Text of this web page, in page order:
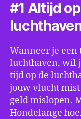
#1 Altijd
luchthaven
Wanneer je een
luchthaven, wil
tijd op de
jouw vlucht mist
geld mislopen.
Hondelange